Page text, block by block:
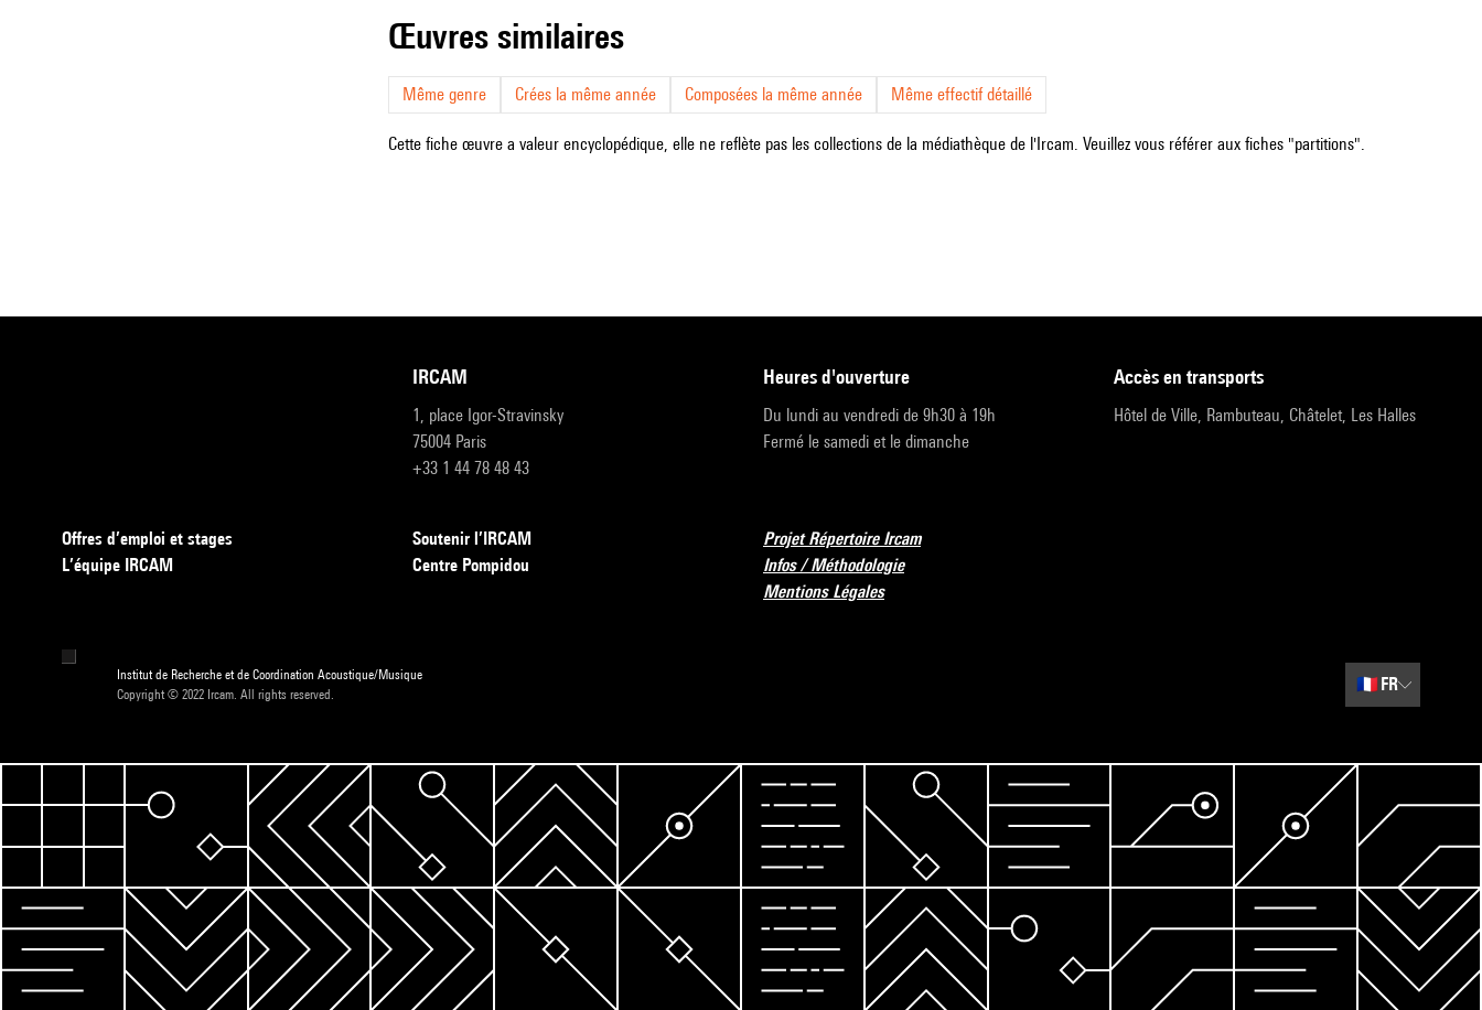
œuvres similaires
Même genre Crées la même année Composées la même année Même effectif détaillé
Cette fiche œuvre a valeur encyclopédique, elle ne reflète pas les collections de la médiathèque de l'Ircam. Veuillez vous référer aux fiches "partitions".
IRCAM
1, place Igor-Stravinsky
75004 Paris
+33 1 44 78 48 43
heures d'ouverture
Du lundi au vendredi de 9h30 à 19h
Fermé le samedi et le dimanche
accès en transports
Hôtel de Ville, Rambuteau, Châtelet, Les Halles
Offres d’emploi et stages
L’équipe IRCAM
Soutenir l’IRCAM
Centre Pompidou
Projet Répertoire Ircam
Infos / Méthodologie
Mentions Légales
Institut de Recherche et de Coordination Acoustique/Musique
Copyright © 2022 Ircam. All rights reserved.
🇫🇷 FR